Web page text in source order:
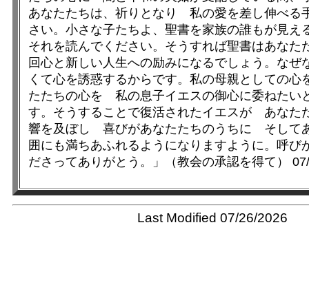
あなたたちは、祈りとなり 私の愛を差し伸べる
さい。小さな子たちよ、聖書を家族の誰もが見え
それを読んでください。そうすれば聖書はあな
回心と新しい人生への励みになるでしょう。なぜ
くて心を誘惑するからです。私の母親としての心
たたちの心を 私の息子イエスの御心に委ねたい
す。そうすることで復活されたイエスが あなた
響を及ぼし 喜びがあなたたちのうちに そして
囲にも満ちあふれるようになりますように。呼び
ださってありがとう。」（教会の承認を得て）
Last Modified 07/26/2026